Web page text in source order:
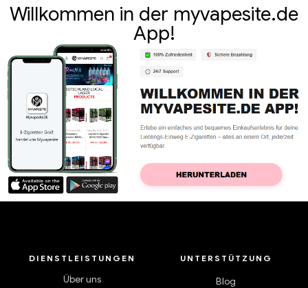
Willkommen in der myvapesite.de
App!
DIENSTLEISTUNGEN
Über uns
UNTERSTÜTZUNG
Blog